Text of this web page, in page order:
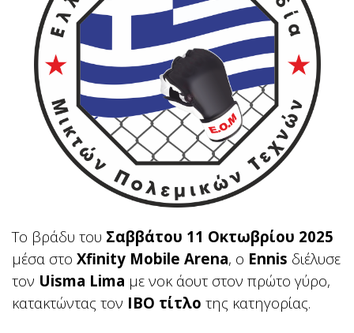
Το βράδυ του Σαββάτου 11 Οκτωβρίου 2025
μέσα στο Xfinity Mobile Arena, ο Ennis διέλυσε
τον Uisma Lima με νοκ άουτ στον πρώτο γύρο,
κατακτώντας τον IBO τίτλο της κατηγορίας.